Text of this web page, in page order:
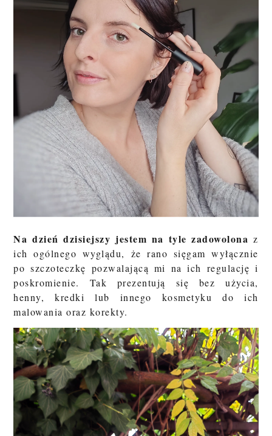
Na dzień dzisiejszy jestem na tyle zadowolona z
ich ogólnego wyglądu, że rano sięgam wyłącznie
po szczoteczkę pozwalającą mi na ich regulację i
poskromienie. Tak prezentują się bez użycia,
henny, kredki lub innego kosmetyku do ich
malowania oraz korekty.